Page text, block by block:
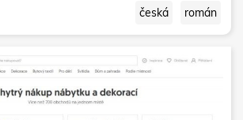
česká román